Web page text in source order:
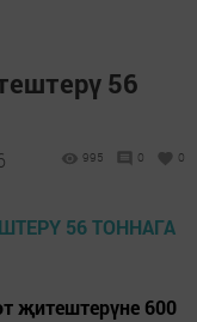
56
995 0 0
җитештерүне 600